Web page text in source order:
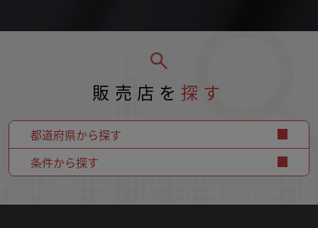
販売店を 探す
都道府県から探す
条件から探す